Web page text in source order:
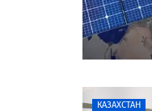
КАЗАХСТАН